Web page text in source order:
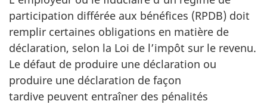
web,
participation différée aux bénéfices (RPDB) doit
remplir certaines obligations en matière de
déclaration, selon la Loi de l’impôt sur le revenu.
Le défaut de produire une déclaration ou
produire une déclaration de façon
tardive peuvent entraîner des pénalités